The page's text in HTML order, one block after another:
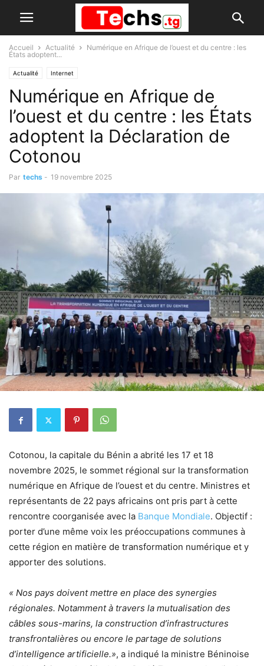
Accueil Actualité
Numérique en Afrique de l’ouest et du centre : les
États adoptent...
Actualité Internet
Numérique en Afrique de
l’ouest et du centre : les États
adoptent la Déclaration de
Cotonou
Par techs - 19 novembre 2025
Cotonou, la capitale du Bénin a abrité les 17 et 18
novembre 2025, le sommet régional sur la transformation
numérique en Afrique de l’ouest et du centre. Ministres et
représentants de 22 pays africains ont pris part à cette
rencontre coorganisée avec la Banque Mondiale. Objectif :
porter d’une même voix les préoccupations communes à
cette région en matière de transformation numérique et y
apporter des solutions.
« Nos pays doivent mettre en place des synergies
régionales. Notamment à travers la mutualisation des
câbles sous-marins, la construction d’infrastructures
transfrontalières ou encore le partage de solutions
d’intelligence artificielle.», a indiqué la ministre Béninoise